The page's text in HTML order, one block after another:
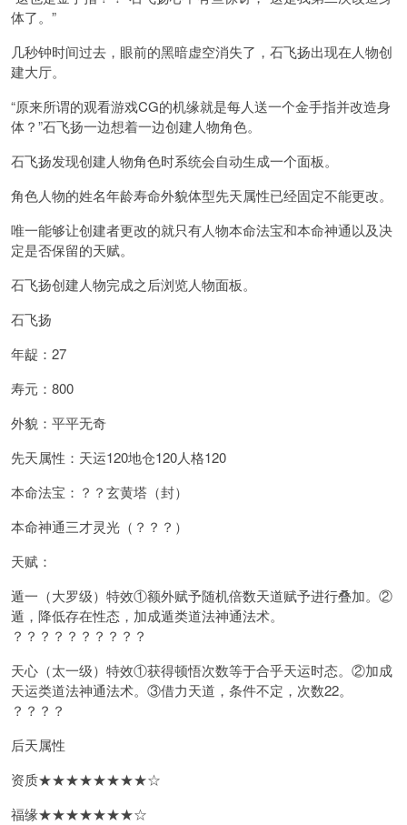
体了。”
几秒钟时间过去，眼前的黑暗虚空消失了，石飞扬出现在人物创
建大厅。
“原来所谓的观看游戏CG的机缘就是每人送一个金手指并改造身
体？”石飞扬一边想着一边创建人物角色。
石飞扬发现创建人物角色时系统会自动生成一个面板。
角色人物的姓名年龄寿命外貌体型先天属性已经固定不能更改。
唯一能够让创建者更改的就只有人物本命法宝和本命神通以及决
定是否保留的天赋。
石飞扬创建人物完成之后浏览人物面板。
石飞扬
年龊：27
寿元：800
外貌：平平无奇
先天属性：天运120地仓120人格120
本命法宝：？？玄黄塔（封）
本命神通三才灵光（？？？）
天赋：
遁一（大罗级）特效①额外赋予随机倍数天道赋予进行叠加。②
遁，降低存在性态，加成遁类道法神通法术。
？？？？？？？？？？
天心（太一级）特效①获得顿悟次数等于合乎天运时态。②加成
天运类道法神通法术。③借力天道，条件不定，次数22。
？？？？
后天属性
资质★★★★★★★★☆
福缘★★★★★★★☆